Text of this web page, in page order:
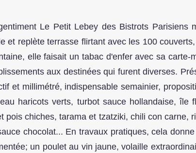
Le Petit Lebey des Bistrots Parisiens
et replète terrasse flirtant avec les 100
elle faisait un tabac d'enfer avec sa
aux destinées qui furent diverses.
et millimétré, indispensable semainier,
haricots verts, turbot sauce hollandaise, île
pois chiches, tarama et tzatziki, chili con carne,
chocolat... En travaux pratiques, cela
un poulet au vin jaune, volaille